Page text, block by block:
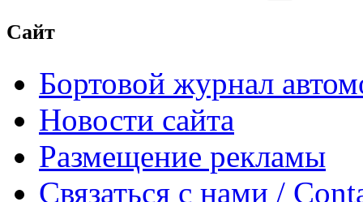
Сайт
Бортовой журнал
Новости сайта
Размещение рекламы
Связаться с нами /